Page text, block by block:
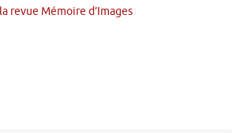
revue Mémoire d’Images